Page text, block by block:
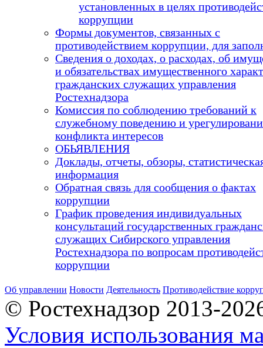
установленных в целях
коррупции
Формы документов, связанных с
противодействием коррупции, для
Сведения о доходах, о расходах, об
и обязательствах имущественного
гражданских служащих управления
Ростехнадзора
Комиссия по соблюдению требований к
служебному поведению и
конфликта интересов
ОБЬЯВЛЕНИЯ
Доклады, отчеты, обзоры,
информация
Обратная связь для сообщения о фактах
коррупции
График проведения индивидуальных
консультаций государственных
служащих Сибирского управления
Ростехнадзора по вопросам
коррупции
Об управлении Новости Деятельность Противодействие
© Ростехнадзор 2013-
Условия использования